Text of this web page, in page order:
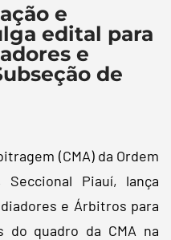
e
edital para
e
de
(CMA) da Ordem
Piauí, lança
e Árbitros para
do quadro da CMA na